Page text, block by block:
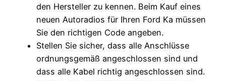
den Hersteller zu kennen. Beim Kauf eines
neuen Autoradios für Ihren Ford Ka müssen
Sie den richtigen Code angeben.
Stellen Sie sicher, dass alle Anschlüsse
ordnungsgemäß angeschlossen sind und
dass alle Kabel richtig angeschlossen sind.